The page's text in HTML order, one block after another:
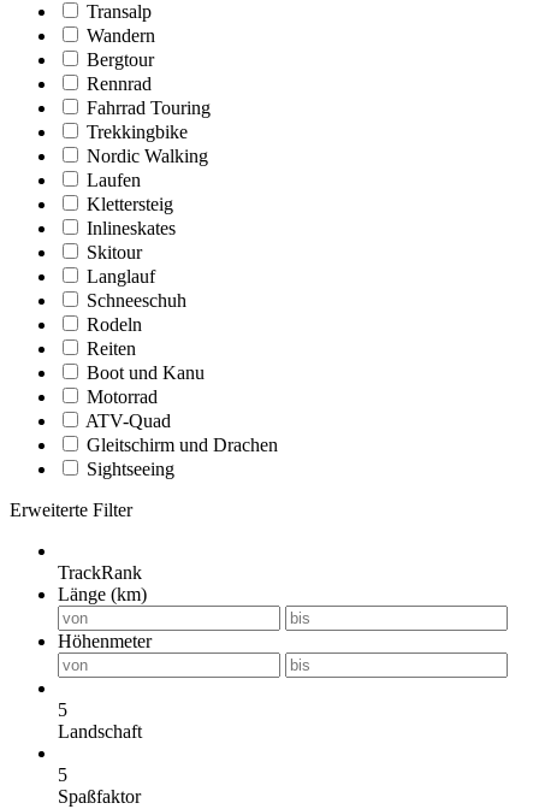
Transalp
Wandern
Bergtour
Rennrad
Fahrrad Touring
Trekkingbike
Nordic Walking
Laufen
Klettersteig
Inlineskates
Skitour
Langlauf
Schneeschuh
Rodeln
Reiten
Boot und Kanu
Motorrad
ATV-Quad
Gleitschirm und Drachen
Sightseeing
Erweiterte Filter
TrackRank
Länge (km)
Höhenmeter
5
Landschaft
5
Spaßfaktor